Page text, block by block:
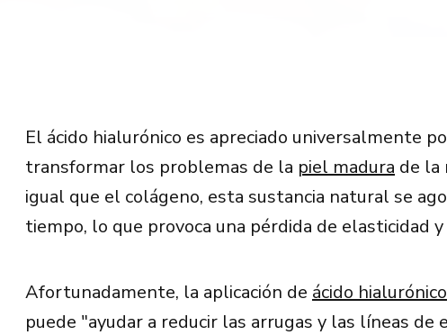
El ácido hialurónico es apreciado universalmente
transformar los problemas de la piel madura de la
igual que el colágeno, esta sustancia natural se
tiempo, lo que provoca una pérdida de elasticidad
Afortunadamente, la aplicación de ácido hialurónico
puede "ayudar a reducir las arrugas y las líneas de